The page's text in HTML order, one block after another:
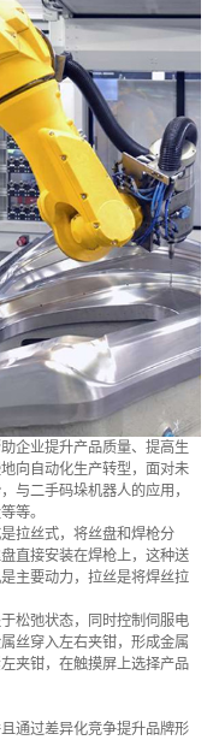
企业提升产品质量、提高生
向自动化生产转型，面对未
与二手码垛机器人的应用，
等。
拉丝式，将丝盘和焊枪分
直接安装在焊枪上，这种送
主要动力，拉丝是将焊丝拉
松弛状态，同时控制伺服电
丝穿入左右夹钳，形成金属
夹钳，在触摸屏上选择产品
通过差异化竞争提升品牌形